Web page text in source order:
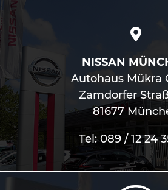
NISSAN
Autohaus Mükra
Zamdorfer
81677
Tel: 089 / 12 24